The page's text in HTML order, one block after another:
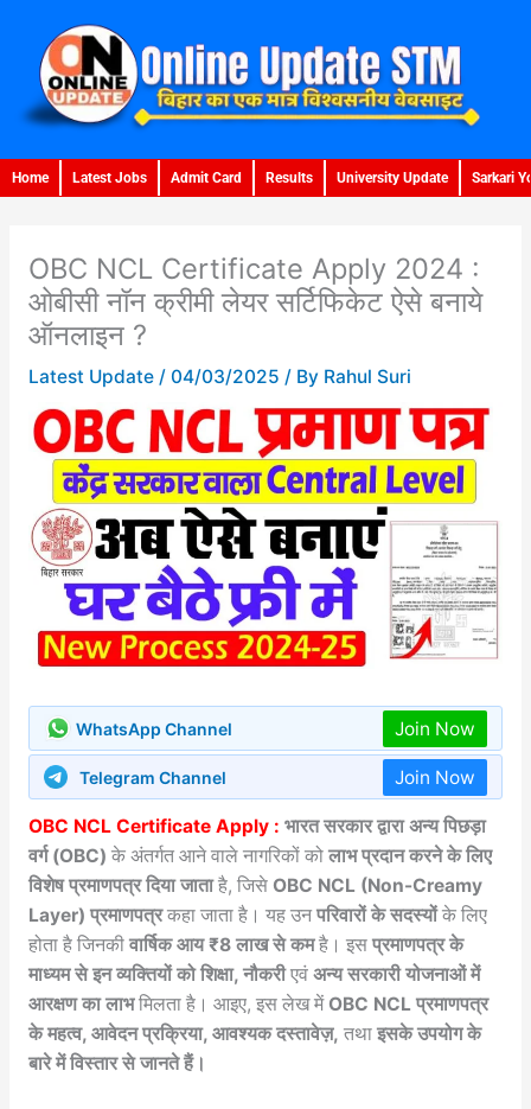
content
Home Latest Jobs Admit Card Results University Update Sarkari
OBC NCL Certificate Apply 2024 :
ओबीसी नॉन क्रीमी लेयर सर्टिफिकेट ऐसे बनाये
ऑनलाइन ?
Latest Update/ 04/03/2025 / By Rahul Suri
WhatsApp Channel Join Now
Telegram Channel Join Now
OBC NCL Certificate Apply : भारत सरकार द्वारा अन्य पिछड़ा
वर्ग (OBC) के अंतर्गत आने वाले नागरिकों को लाभ प्रदान करने के लिए
विशेष प्रमाणपत्र दिया जाताहै, जिसे OBC NCL (Non-Creamy
Layer) प्रमाणपत्रकहा जाता है। यह उनपरिवारों के सदस्योंके लिए
होता है जिनकी वार्षिक आय ₹8 लाख से कमहै। इसप्रमाणपत्र के
माध्यम से इन व्यक्तियों को शिक्षा, नौकरीएवं अन्य सरकारी योजनाओं में
आरक्षण का लाभमिलता है। आइए, इस लेख में OBC NCL प्रमाणपत्र
के महत्व, आवेदन प्रक्रिया, आवश्यक दस्तावेज़, तथाइसके उपयोग के
बारे में विस्तार से जानते हैं।